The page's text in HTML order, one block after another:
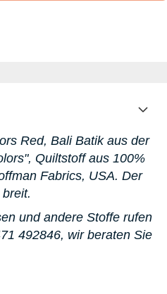
Red, Bali Batik aus der
Quiltstoff aus 100%
Fabrics, USA. Der
und andere Stoffe rufen
492846, wir beraten Sie